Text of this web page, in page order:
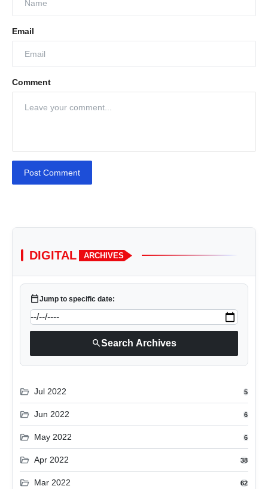
Email
Comment
Post Comment
DIGITAL ARCHIVES
calendar_todayJump to specific date:
searchSearch Archives
folder_open Jul 2022 5
folder_open Jun 2022 6
folder_open May 2022 6
folder_open Apr 2022 38
folder_open Mar 2022 62